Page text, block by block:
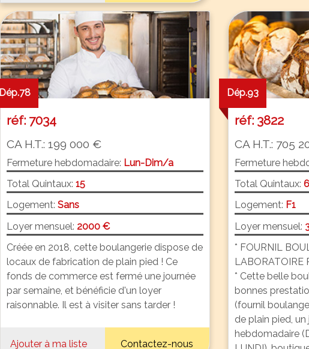
Dép.78
réf: 7034
CA H.T.: 199 000 €
Fermeture hebdomadaire: Lun-Dim/a
Total Quintaux: 15
Logement: Sans
Loyer mensuel: 2000 €
Créée en 2018, cette boulangerie dispose de
locaux de fabrication de plain pied ! Ce
fonds de commerce est fermé une journée
par semaine, et bénéficie d'un loyer
raisonnable. Il est à visiter sans tarder !
Ajouter à ma liste Contactez-nous
Dép.93
réf: 3822
CA H.T.: 705
Fermeture
Total Quintaux:
Logement: F1
Loyer mensuel:
* FOURNIL
LABORATOIRE
* Cette belle
bonnes
(fournil
de plain pied,
hebdomadaire